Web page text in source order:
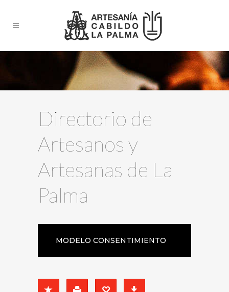
Directorio de
Artesanos y
Artesanas de La
Palma
MODELO CONSENTIMIENTO